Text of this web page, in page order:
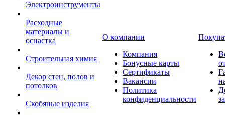
Электроинструменты
Расходные
материалы и
оснастка
Строительная химия
Декор стен, полов и
потолков
Скобяные изделия
О компании
Компания
Бонусные карты
Сертификаты
Вакансии
Политика
конфиденциальности